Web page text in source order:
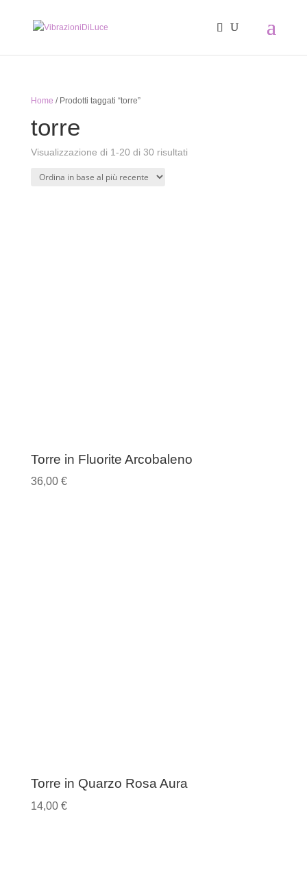
Home / Prodotti taggati “torre”
torre
Visualizzazione di 1-20 di 30 risultatiOrdina
Torre in Fluorite Arcobaleno
36,00 €
Torre in Quarzo Rosa Aura
14,00 €